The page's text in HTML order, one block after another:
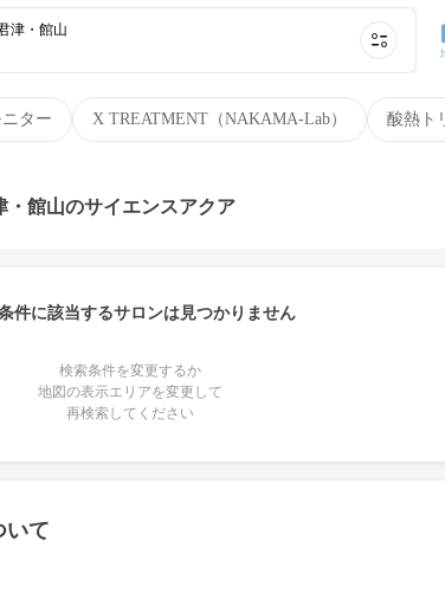
ニター X TREATMENT（NAKAMA-Lab） 酸熱ト
津・館山
・館山のサイエンスアクア
件に該当するサロンは見つかりません
検索条件を変更するか
地図の表示エリアを変更して
再検索してください
いて